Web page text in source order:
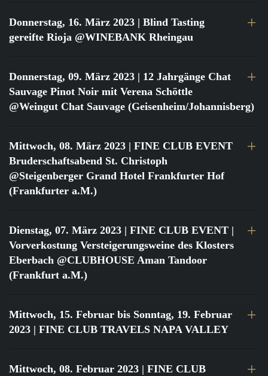
Donnerstag, 16. März 2023 | Blind Tasting
gereifte Rioja @WINEBANK Rheingau
Donnerstag, 09. März 2023 | 12 Jahrgänge Chat
Sauvage Pinot Noir mit Verena Schöttle
@Weingut Chat Sauvage (Geisenheim/Johannisberg)
Mittwoch, 08. März 2023 | FINE CLUB EVENT
Bruderschaftsabend St. Christoph
@Steigenberger Grand Hotel Frankfurter Hof
(Frankfurter a.M.)
Dienstag, 07. März 2023 | FINE CLUB EVENT |
Vorverkostung Versteigerungsweine des Klosters
Eberbach @CLUBHOUSE Aman Tandoor
(Frankfurt a.M.)
Mittwoch, 15. Februar bis Sonntag, 19. Februar
2023 | FINE CLUB TRAVELS NAPA VALLEY
Mittwoch, 08. Februar 2023 | FINE CLUB